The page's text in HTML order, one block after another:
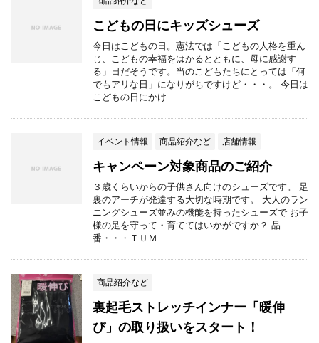
こどもの日にキッズシューズ
今日はこどもの日。憲法では「こどもの人格を重ん
じ、こどもの幸福をはかるとともに、母に感謝す
る」日だそうです。当のこどもたちにとっては「何
でもアリな日」になりがちですけど・・・。 今日は
こどもの日にかけ ...
イベント情報 商品紹介など 店舗情報
キャンペーン対象商品のご紹介
３歳くらいからの子供さん向けのシューズです。 足
裏のアーチが発達する大切な時期です。 大人のラン
ニングシューズ並みの機能を持ったシューズで お子
様の足を守って・育ててはいかがですか？ 品
番・・・ＴＵＭ ...
商品紹介など
裏起毛ストレッチインナー「暖伸
び」の取り扱いをスタート！